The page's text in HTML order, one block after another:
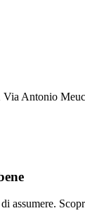
Antonio
assumere.